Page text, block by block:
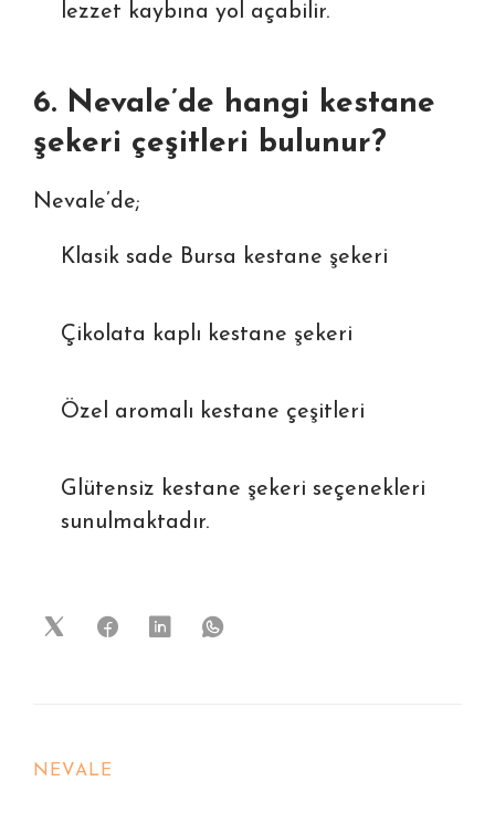
lezzet kaybına yol açabilir.
6. Nevale’de hangi kestane
şekeri çeşitleri bulunur?
Nevale’de;
Klasik sade Bursa kestane şekeri
Çikolata kaplı kestane şekeri
Özel aromalı kestane çeşitleri
Glütensiz kestane şekeri seçenekleri
sunulmaktadır.
NEVALE